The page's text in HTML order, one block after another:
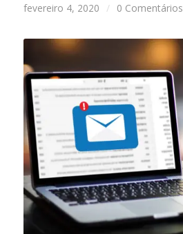
fevereiro 4, 2020 / 0 Comentários